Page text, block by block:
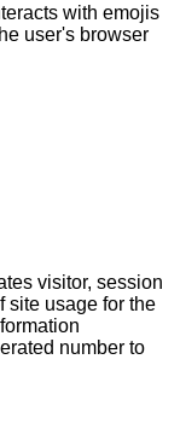
with emojis
user's browser
visitor, session
site usage for the
number to